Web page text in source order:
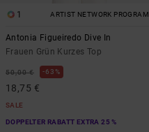
1 ARTIST NETWORK PROGRAM
Antonia Figueiredo Dive In
Frauen Grün Kurzes Top
50,00 € 63%
18,75 €
SALE
DOPPELTER RABATT EXTRA 25 %